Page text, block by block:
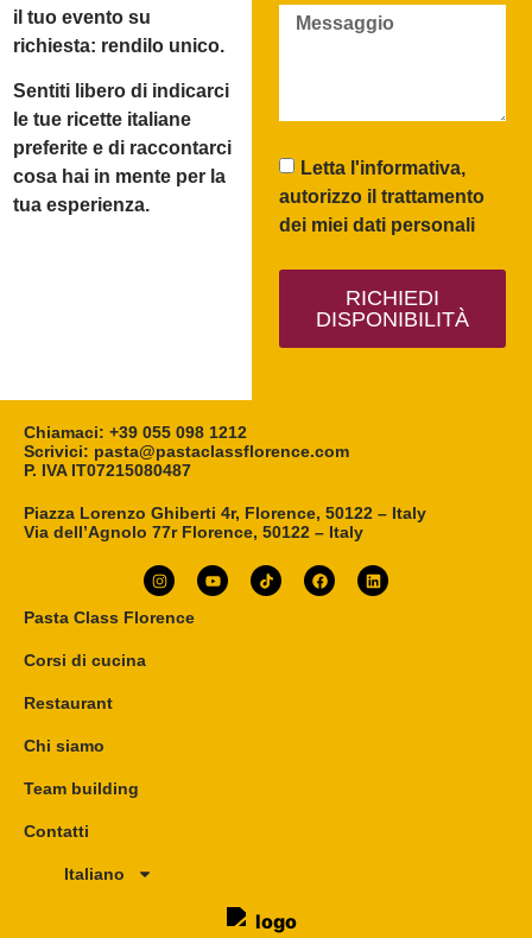
il tuo evento su
richiesta: rendilo unico.
Sentiti libero di indicarci
le tue ricette italiane
preferite e di raccontarci
cosa hai in mente per la
tua esperienza.
Letta l'informativa,
autorizzo il trattamento
dei miei dati personali
RICHIEDI
DISPONIBILITÀ
Pasta Class Florence
Corsi di cucina
Restaurant
Chi siamo
Team building
Contatti
Italiano
Chiamaci: +39 055 098 1212
Scrivici: pasta@pastaclassflorence.com
P. IVA IT07215080487
Piazza Lorenzo Ghiberti 4r, Florence, 50122 – Italy
Via dell’Agnolo 77r Florence, 50122 – Italy